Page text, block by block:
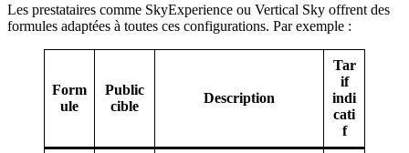
Les prestataires comme SkyExperience ou Vertical Sky offrent des
formules adaptées à toutes ces configurations. Par exemple :
Form
ule
Public
cible
Description
Tar
if
indi
cati
f